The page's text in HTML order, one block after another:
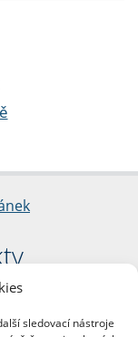
sledovací nástroje